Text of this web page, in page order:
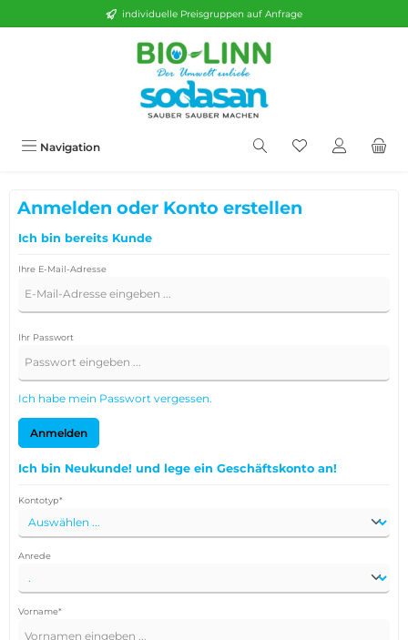
individuelle Preisgruppen auf Anfrage
Navigation
Anmelden oder Konto erstellen
Ich bin bereits Kunde
Ihre E-Mail-Adresse
Ihr Passwort
Ich habe mein Passwort vergessen.
Anmelden
Ich bin Neukunde! und lege ein Geschäftskonto an!
Persönliche Informationen
Kontotyp*
Anrede
Vorname*